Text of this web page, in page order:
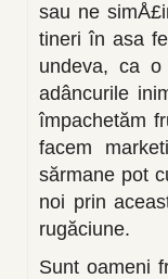
sau ne
tineri în asa
undeva, ca
adâncurile
împachetăm
facem
sărmane pot
noi prin
rugăciune.
Sunt oameni